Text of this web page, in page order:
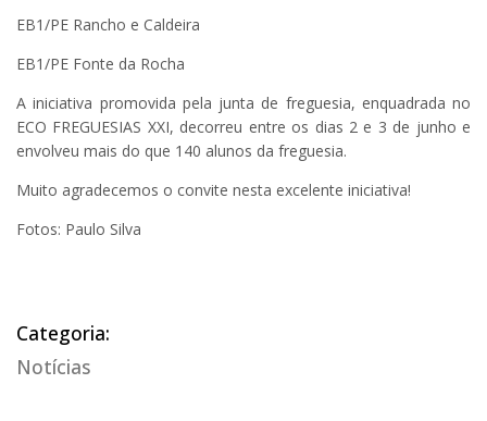
EB1/PE Rancho e Caldeira
EB1/PE Fonte da Rocha
A iniciativa promovida pela junta de freguesia, enquadrada no
ECO FREGUESIAS XXI, decorreu entre os dias 2 e 3 de junho e
envolveu mais do que 140 alunos da freguesia.
Muito agradecemos o convite nesta excelente iniciativa!
Fotos: Paulo Silva
Categoria:
Notícias